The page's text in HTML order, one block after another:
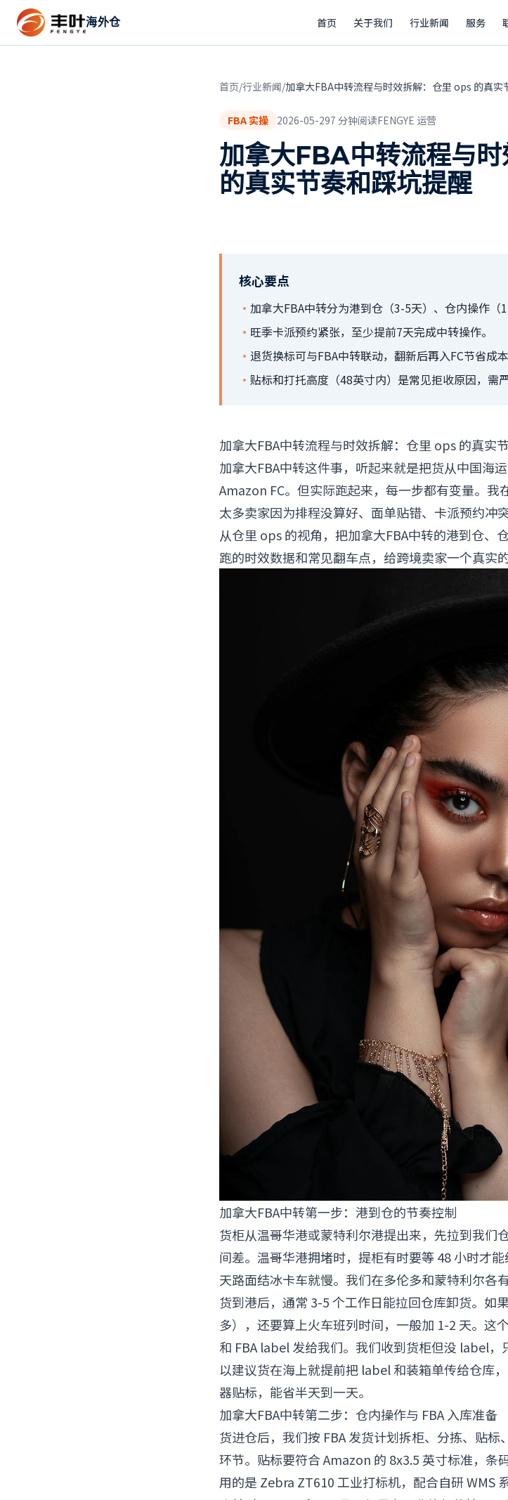
海外仓 首页 关于我们 行业新闻 服务
首页/行业新闻/加拿大FBA中转流程与时效拆解：仓里 ops 的真实
FBA 实操 2026-05-297 分钟阅读FENGYE 运营
加拿大FBA中转流程与
的真实节奏和踩坑提醒
核心要点
· 加拿大FBA中转分为港到仓（3-5天）、仓内操作（
· 旺季卡派预约紧张，至少提前7天完成中转操作。
· 退货换标可与FBA中转联动，翻新后再入FC节省成本
· 贴标和打托高度（48英寸内）是常见拒收原因，需严
加拿大FBA中转流程与时效拆解：仓里 ops 的真实
加拿大FBA中转这件事，听起来就是把货从中国海
Amazon FC。但实际跑起来，每一步都有变量。
太多卖家因为排程没算好、面单贴错、卡派预约冲
从仓里 ops 的视角，把加拿大FBA中转的港到仓、
跑的时效数据和常见翻车点，给跨境卖家一个真实
加拿大FBA中转第一步：港到仓的节奏控制
货柜从温哥华港或蒙特利尔港提出来，先拉到我们
间差。温哥华港拥堵时，提柜有时要等 48 小时才
天路面结冰卡车就慢。我们在多伦多和蒙特利尔各
货到港后，通常 3-5 个工作日能拉回仓库卸货。如
多），还要算上火车班列时间，一般加 1-2 天。这
和 FBA label 发给我们。我们收到货柜但没 label
以建议货在海上就提前把 label 和装箱单传给仓库
器贴标，能省半天到一天。
加拿大FBA中转第二步：仓内操作与 FBA 入库准备
货进仓后，我们按 FBA 发货计划拆柜、分拣、贴
环节。贴标要符合 Amazon 的 8x3.5 英寸标准，条
用的是 Zebra ZT610 工业打标机，配合自研 WMS